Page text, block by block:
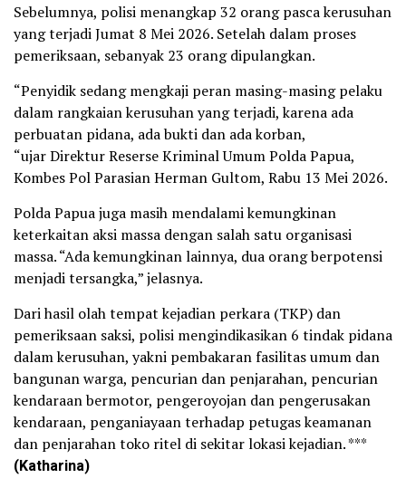
Sebelumnya, polisi menangkap 32 orang pasca kerusuhan
yang terjadi Jumat 8 Mei 2026. Setelah dalam proses
pemeriksaan, sebanyak 23 orang dipulangkan.
“Penyidik sedang mengkaji peran masing-masing pelaku
dalam rangkaian kerusuhan yang terjadi, karena ada
perbuatan pidana, ada bukti dan ada korban,
“ujar Direktur Reserse Kriminal Umum Polda Papua,
Kombes Pol Parasian Herman Gultom, Rabu 13 Mei 2026.
Polda Papua juga masih mendalami kemungkinan
keterkaitan aksi massa dengan salah satu organisasi
massa. “Ada kemungkinan lainnya, dua orang berpotensi
menjadi tersangka,” jelasnya.
Dari hasil olah tempat kejadian perkara (TKP) dan
pemeriksaan saksi, polisi mengindikasikan 6 tindak pidana
dalam kerusuhan, yakni pembakaran fasilitas umum dan
bangunan warga, pencurian dan penjarahan, pencurian
kendaraan bermotor, pengeroyojan dan pengerusakan
kendaraan, penganiayaan terhadap petugas keamanan
dan penjarahan toko ritel di sekitar lokasi kejadian. ***
(Katharina)